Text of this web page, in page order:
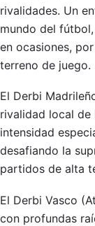
rivalidades. Un
mundo del
en ocasiones,
terreno de juego.
El Derbi
rivalidad local de
intensidad
desafiando la
partidos de alta
El Derbi Vasco
con profundas